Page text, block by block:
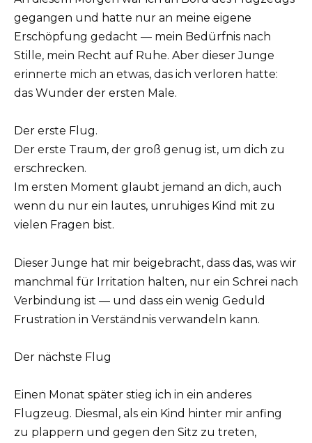
gegangen und hatte nur an meine eigene
Erschöpfung gedacht — mein Bedürfnis nach
Stille, mein Recht auf Ruhe. Aber dieser Junge
erinnerte mich an etwas, das ich verloren hatte:
das Wunder der ersten Male.
Der erste Flug.
Der erste Traum, der groß genug ist, um dich zu
erschrecken.
Im ersten Moment glaubt jemand an dich, auch
wenn du nur ein lautes, unruhiges Kind mit zu
vielen Fragen bist.
Dieser Junge hat mir beigebracht, dass das, was wir
manchmal für Irritation halten, nur ein Schrei nach
Verbindung ist — und dass ein wenig Geduld
Frustration in Verständnis verwandeln kann.
Der nächste Flug
Einen Monat später stieg ich in ein anderes
Flugzeug. Diesmal, als ein Kind hinter mir anfing
zu plappern und gegen den Sitz zu treten,